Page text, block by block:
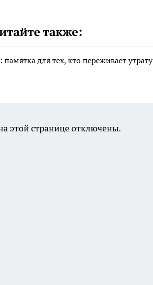
также:
для тех, кто переживает утрату
этой странице отключены.